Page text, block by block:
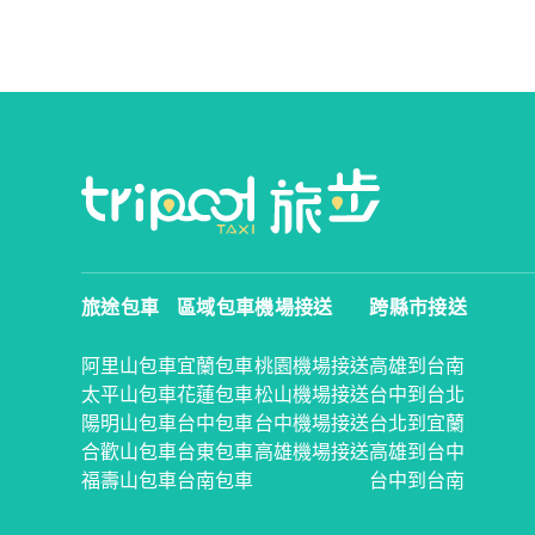
旅途包車
阿里山包車
太平山包車
陽明山包車
合歡山包車
福壽山包車
區域包車
宜蘭包車
花蓮包車
台中包車
台東包車
台南包車
機場接送
桃園機場接送
松山機場接送
台中機場接送
高雄機場接送
跨縣市接送
高雄到台南
台中到台北
台北到宜蘭
高雄到台中
台中到台南